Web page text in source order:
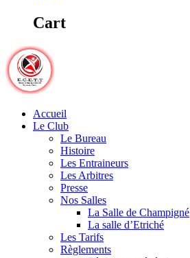
Cart
Accueil
Le Club
Le Bureau
Histoire
Les Entraineurs
Les Arbitres
Presse
Nos Salles
La Salle de Champigné
La salle d’Etriché
Les Tarifs
Règlements